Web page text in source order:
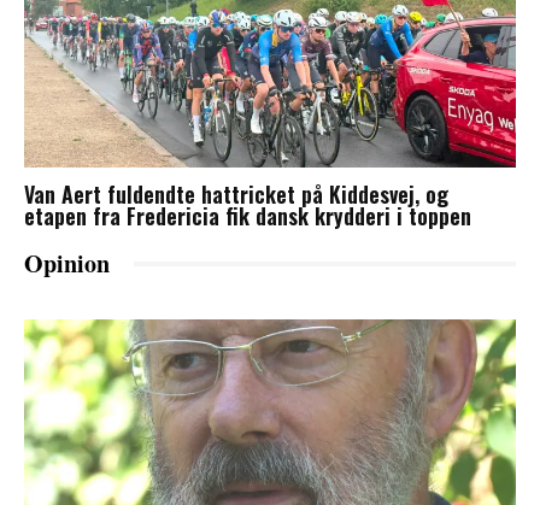
Van Aert fuldendte hattricket på Kiddesvej, og
etapen fra Fredericia fik dansk krydderi i toppen
Opinion